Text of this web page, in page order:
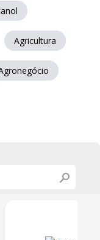
Agricultura